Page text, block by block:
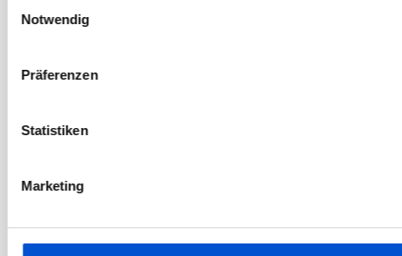
Notwendig
Präferenzen
Statistiken
Marketing
Oktober 2022
April 2022
März 2022